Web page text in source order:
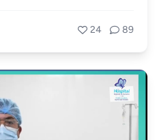
24 89